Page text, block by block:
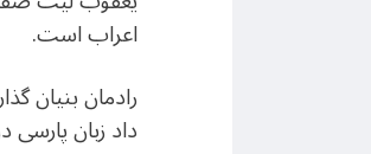
اعراب است.
رادمان بنیان
داد زبان پارسی